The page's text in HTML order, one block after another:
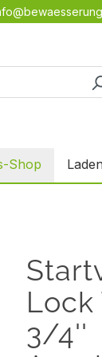
Shop
Lock
3/4''